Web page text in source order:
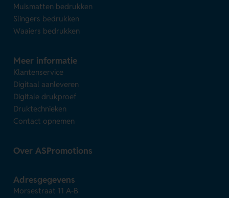
Muismatten bedrukken
Slingers bedrukken
Waaiers bedrukken
Meer informatie
Klantenservice
Digitaal aanleveren
Digitale drukproef
Druktechnieken
Contact opnemen
Over ASPromotions
Adresgegevens
Morsestraat 11 A-B